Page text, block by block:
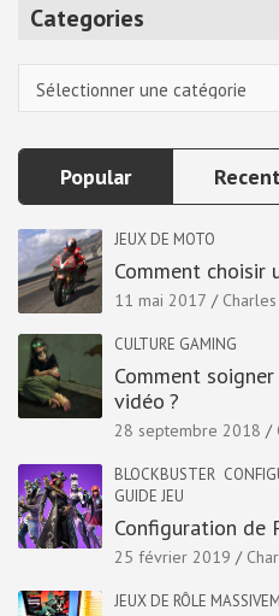
Categories
Popular Recent
JEUX DE MOTO
Comment choisir
11 mai 2017
CULTURE GAMING
Comment
vidéo ?
28 septembre 2018
BLOCKBUSTER
GUIDE JEU
Configuration de
25 février 2019
JEUX DE RÔLE